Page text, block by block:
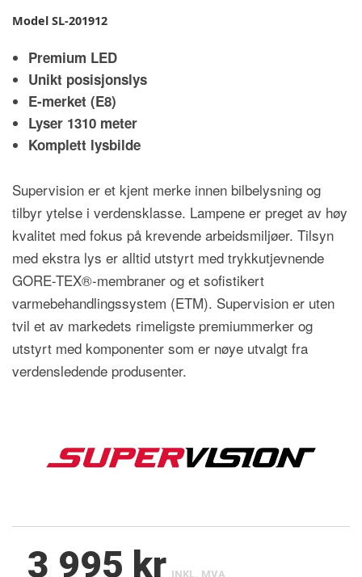
Model SL-201912
Premium LED
Unikt posisjonslys
E-merket (E8)
Lyser 1310 meter
Komplett lysbilde
Supervision er et kjent merke innen bilbelysning og
tilbyr ytelse i verdensklasse. Lampene er preget av høy
kvalitet med fokus på krevende arbeidsmiljøer. Tilsyn
med ekstra lys er alltid utstyrt med trykkutjevnende
GORE-TEX®-membraner og et sofistikert
varmebehandlingssystem (ETM). Supervision er uten
tvil et av markedets rimeligste premiummerker og
utstyrt med komponenter som er nøye utvalgt fra
verdensledende produsenter.
3 995 kr INKL. MVA